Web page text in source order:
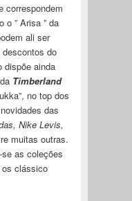
correspondem
o ” Arisa ” da
ali ser
do
dispõe ainda
Timberland
no top dos
das
Nike Levis,
muitas outras.
as coleções
clássico